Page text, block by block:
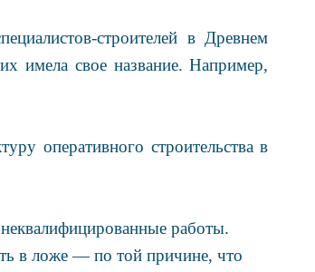
строителей в Древнем
свое название. Например,
оперативного строительства в
работы.
в ложе — по той причине, что